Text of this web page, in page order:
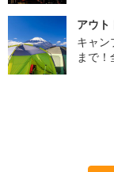
アウト
キャン
まで